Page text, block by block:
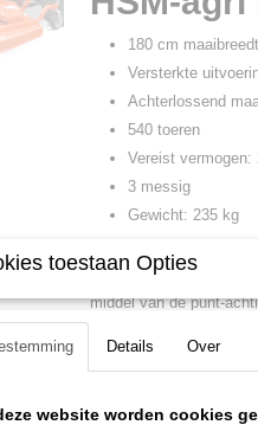
180 cm
Versterkte
Achterlossend
540 toeren
Vereist vermogen:
3 messig
Gewicht: 235 kg
HSM-agri FA 1800 XL
Deze is uiterst
middel van de punt-
worden. De maaier is
verstellen van de 4
maaier niet blijft haken
toestaan Opties
Details Over
website worden cookies